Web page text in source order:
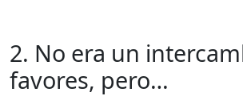
2. No era un
favores, pero…